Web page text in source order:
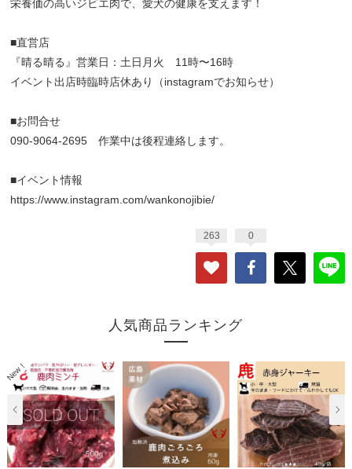
栄養価の高いジビエ肉で、愛犬の健康を支えます！
■直営店
『晴る晴る』営業日：土日月火 11時〜16時
イベント出店時臨時店休あり（instagramでお知らせ）
■お問合せ
090-9064-2695 作業中は後程連絡します。
■イベント情報
https://www.instagram.com/wankonojibie/
263 0
人気商品ランキング